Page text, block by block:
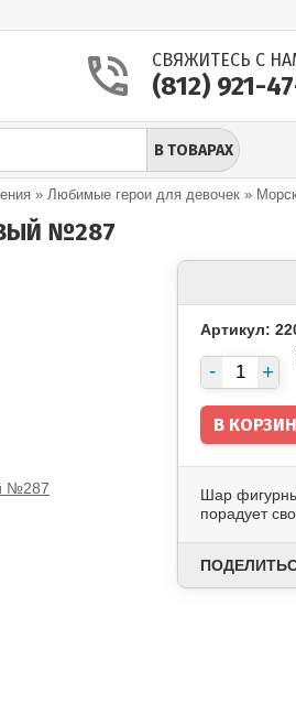
СВЯЖИТЕСЬ С
(812) 921-
В ТОВАРАХ
» Любимые герои для девочек »
№287
Артикул:
Шар
порадует